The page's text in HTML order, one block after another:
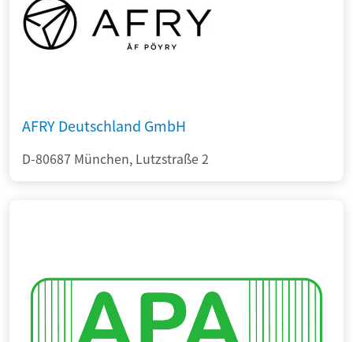
AFRY Deutschland GmbH
D-80687 München, Lutzstraße 2